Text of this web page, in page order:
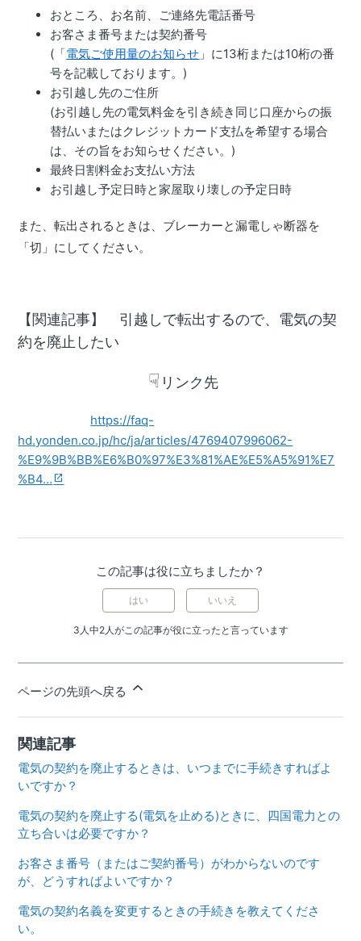
おところ、お名前、ご連絡先電話番号
お客さま番号または契約番号
(「電気ご使用量のお知らせ 」に13桁または10桁の番
号を記載しております。)
お引越し先のご住所
(お引越し先の電気料金を引き続き同じ口座からの振
替払いまたはクレジットカード支払を希望する場合
は、その旨をお知らせください。)
最終日割料金お支払い方法
お引越し予定日時と家屋取り壊しの予定日時
また、転出されるときは、ブレーカーと漏電しゃ断器を
「切」にしてください。
【関連記事】 引越しで転出するので、電気の契
約を廃止したい
☟ リンク先
https://faq-
hd.yonden.co.jp/hc/ja/articles/4769407996062-
%E9%9B%BB%E6%B0%97%E3%81%AE%E5%A5%91%E7
%B4…
この記事は役に立ちましたか？
はい いいえ
3人中2人がこの記事が役に立ったと言っています
ページの先頭へ戻る
関連記事
電気の契約を廃止するときは、いつまでに手続きすればよ
いですか？
電気の契約を廃止する(電気を止める)ときに、四国電力との
立ち合いは必要ですか？
お客さま番号（またはご契約番号）がわからないのです
が、どうすればよいですか？
電気の契約名義を変更するときの手続きを教えてくださ
い。